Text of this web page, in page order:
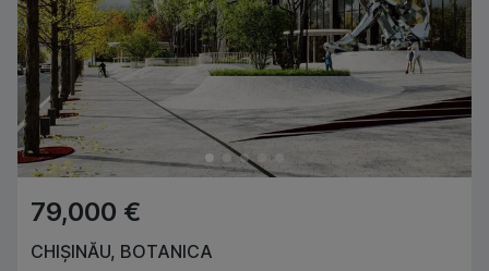
79,000 €
CHIȘINĂU, BOTANICA